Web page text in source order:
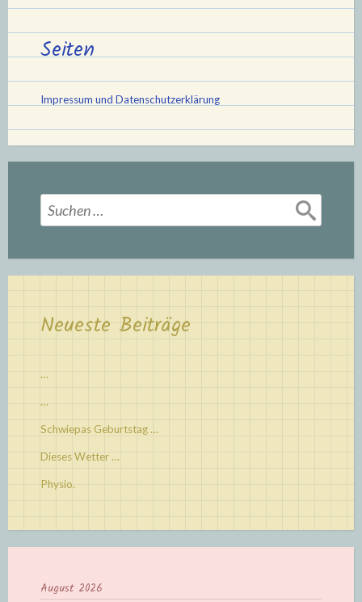
Seiten
Impressum und Datenschutzerklärung
Suchen
nach:
Neueste Beiträge
…
…
Schwiepas Geburtstag …
Dieses Wetter …
Physio.
August 2026